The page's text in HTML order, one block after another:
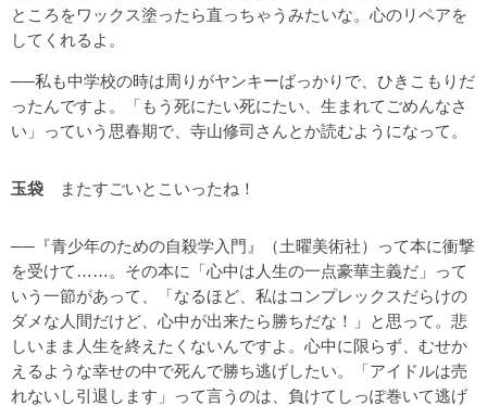
ところをワックス塗ったら直っちゃうみたいな。心のリペアを
してくれるよ。
──私も中学校の時は周りがヤンキーばっかりで、ひきこもりだ
ったんですよ。「もう死にたい死にたい、生まれてごめんなさ
い」っていう思春期で、寺山修司さんとか読むようになって。
玉袋 またすごいとこいったね！
──『青少年のための自殺学入門』（土曜美術社）って本に衝撃
を受けて……。その本に「心中は人生の一点豪華主義だ」って
いう一節があって、「なるほど、私はコンプレックスだらけの
ダメな人間だけど、心中が出来たら勝ちだな！」と思って。悲
しいまま人生を終えたくないんですよ。心中に限らず、むせか
えるような幸せの中で死んで勝ち逃げしたい。「アイドルは売
れないし引退します」って言うのは、負けてしっぽ巻いて逃げ